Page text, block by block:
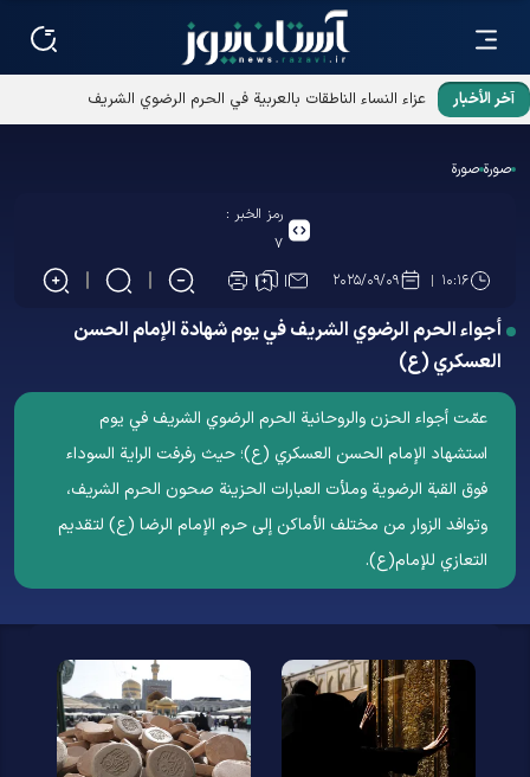
آخر الأخبار عزاء النساء الناطقات بالعربية في الحرم الرضوي الشريف
صورة صورة
رمز الخبر :
۷
۱۰:۱۶
۲۰۲۵/۰۹/۰۹
أجواء الحرم الرضوي الشريف في يوم شهادة الإمام الحسن
العسكري (ع)
عمّت أجواء الحزن والروحانیة الحرم الرضوي الشریف في يوم
استشهاد الإمام الحسن العسكري (ع)؛ حيث رفرفت الراية السوداء
فوق القبة الرضوية وملأت العبارات الحزينة صحون الحرم الشریف،
وتوافد الزوار من مختلف الأماكن إلى حرم الإمام الرضا (ع) لتقديم
التعازي للإمام(ع).